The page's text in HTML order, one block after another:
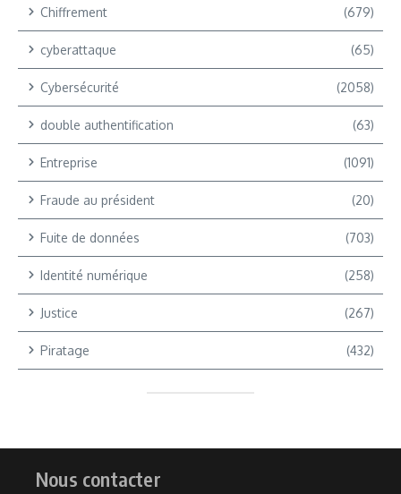
Chiffrement (679)
cyberattaque (65)
Cybersécurité (2058)
double authentification (63)
Entreprise (1091)
Fraude au président (20)
Fuite de données (703)
Identité numérique (258)
Justice (267)
Piratage (432)
Nous contacter